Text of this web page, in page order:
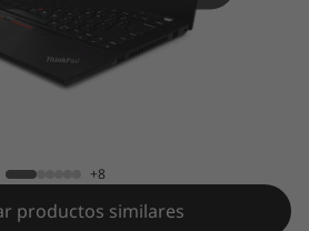
+8
productos similares